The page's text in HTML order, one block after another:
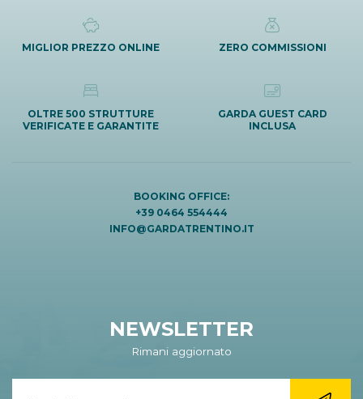
MIGLIOR PREZZO ONLINE ZERO COMMISSIONI
OLTRE 500 STRUTTURE
VERIFICATE E GARANTITE
GARDA GUEST CARD
INCLUSA
BOOKING OFFICE:
+39 0464 554444
INFO@GARDATRENTINO.IT
NEWSLETTER
Rimani aggiornato